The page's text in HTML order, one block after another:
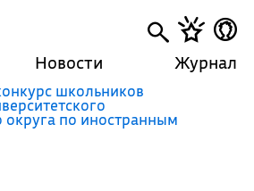
Новости Журнал
школьников
округа по иностранным